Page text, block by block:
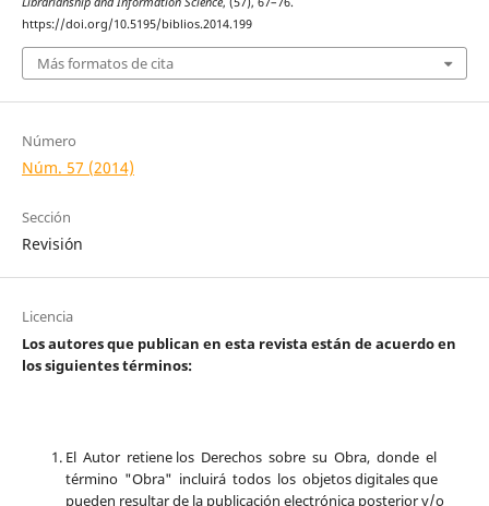
https://doi.org/10.5195/biblios.2014.199
Más formatos de cita
Número
Núm. 57 (2014)
Sección
Revisión
Licencia
Los autores que publican en esta revista están de acuerdo en
los siguientes términos:
El Autor retiene los Derechos sobre su Obra, donde el
término "Obra" incluirá todos los objetos digitales que
pueden resultar de la publicación electrónica posterior y/o